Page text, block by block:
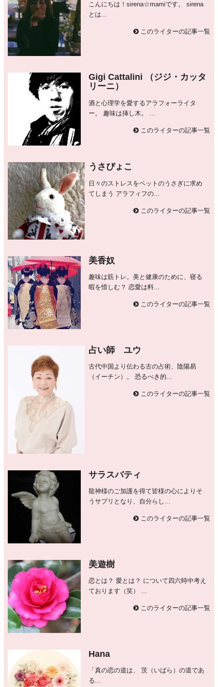
こんにちは！sirena☆mamiです。 sirena
とは...
このライターの記事一覧
Gigi Cattalini （ジジ・カッタ
リーニ）
酒と心理学を愛するアラフォーライタ
ー。 趣味は挿し木。 ...
このライターの記事一覧
うさぴょこ
日々のストレスをペットのうさぎに求め
てしまう アラフィフの...
このライターの記事一覧
美香奴
趣味は筋トレ。美と健康のために、寝る
暇を惜しむ？ 恋愛は料...
このライターの記事一覧
占い師 ユウ
古代中国より伝わる古の占術、陰陽易
（イーチン）。 恐るべき的...
このライターの記事一覧
サラスバティ
龍神様のご加護を得て皆様の心によりそ
うサプリとなり、自分らし...
このライターの記事一覧
美遊樹
恋とは？ 愛とは？ について四六時中考え
ております（笑） ...
このライターの記事一覧
Hana
「真の恋の道は、 茨（いばら）の道であ
る...